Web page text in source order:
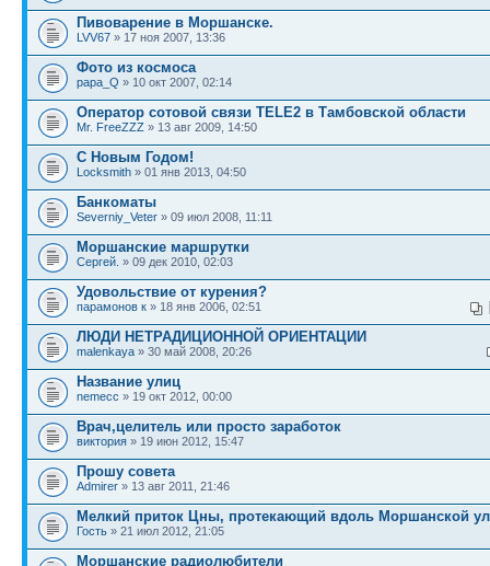
Пивоварение в Моршанске.
LVV67 » 17 ноя 2007, 13:36
Фото из космоса
papa_Q » 10 окт 2007, 02:14
Оператор сотовой связи TELE2 в Тамбовской области
Mr. FreeZZZ » 13 авг 2009, 14:50
С Новым Годом!
Locksmith » 01 янв 2013, 04:50
Банкоматы
Severniy_Veter » 09 июл 2008, 11:11
Моршанские маршрутки
Сергей. » 09 дек 2010, 02:03
Удовольствие от курения?
парамонов к » 18 янв 2006, 02:51
ЛЮДИ НЕТРАДИЦИОННОЙ ОРИЕНТАЦИИ
malenkaya » 30 май 2008, 20:26
Название улиц
nemecc » 19 окт 2012, 00:00
Врач,целитель или просто заработок
виктория » 19 июн 2012, 15:47
Прошу совета
Admirer » 13 авг 2011, 21:46
Мелкий приток Цны, протекающий вдоль Моршанской
Гость » 21 июл 2012, 21:05
Моршанские радиолюбители